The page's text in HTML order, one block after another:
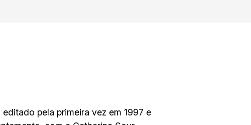
pela primeira vez em 1997 e